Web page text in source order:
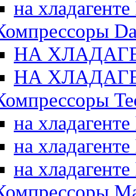
на
НА
НА
на
на
на